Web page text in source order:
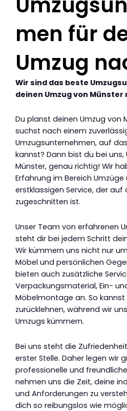
men für
Umzug
Wir sind das beste
deinen Umzug von Münster
Du planst deinen Umzug von
suchst nach einem
Umzugsunternehmen, auf
kannst? Dann bist du bei uns,
Münster, genau richtig! Wir
Erfahrung im Bereich
erstklassigen Service, der auf
zugeschnitten ist.
Unser Team von erfahrenen
steht dir bei jedem Schritt
Wir kümmern uns nicht nur
Möbel und persönlichen
bieten auch zusätzliche
Verpackungsmaterial, Ein-
Möbelmontage an. So
zurücklehnen, während wir
Umzugs kümmern.
Bei uns steht die
erster Stelle. Daher legen wir
professionelle und
nehmen uns die Zeit, deine
und Anforderungen zu
dich so reibungslos wie